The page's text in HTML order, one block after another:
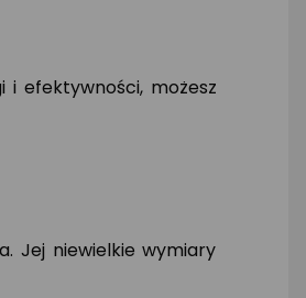
i efektywności, możesz
Jej niewielkie wymiary